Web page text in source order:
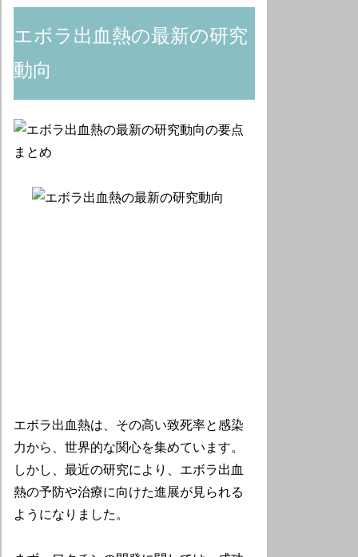
エボラ出血熱の最新の研究
動向
エボラ出血熱は、その高い致死率と感染
力から、世界的な関心を集めています。
しかし、最近の研究により、エボラ出血
熱の予防や治療に向けた進展が見られる
ようになりました。